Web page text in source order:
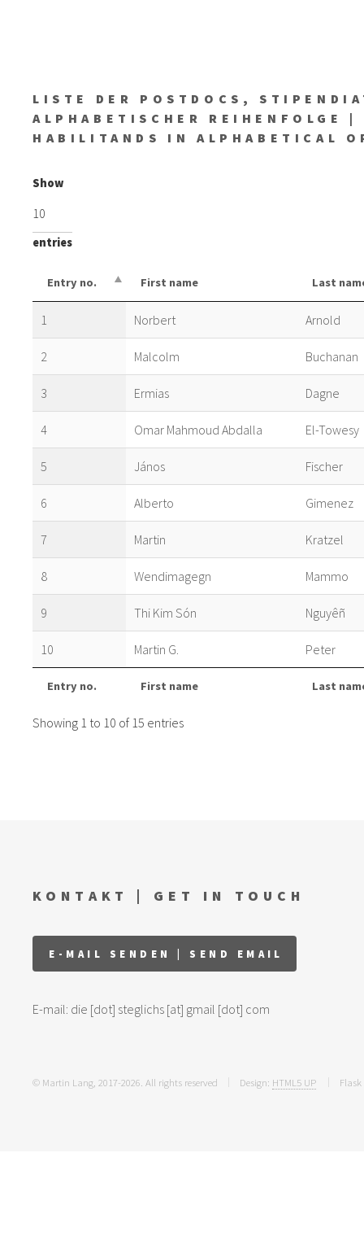
LISTE DER POSTDOCS,
ALPHABETISCHER REIHENFOLGE
HABILITANDS IN ALPHABETICAL
Show
entries
Entry no. First name Last
Entry no. First name Last
1 Norbert Arnold
2 Malcolm Buchanan
3 Ermias Dagne
4 Omar Mahmoud Abdalla El-Towesy
5 János Fischer
6 Alberto Gimenez
7 Martin Kratzel
8 Wendimagegn Mammo
9 Thi Kim Són Nguyêñ
10 Martin G. Peter
Showing 1 to 10 of 15 entries
KONTAKT | GET IN TOUCH
E-mail: die [dot] steglichs [at] gmail [dot] com
© Martin Lang, 2017-2026. All rights reserved Design: HTML5 UP